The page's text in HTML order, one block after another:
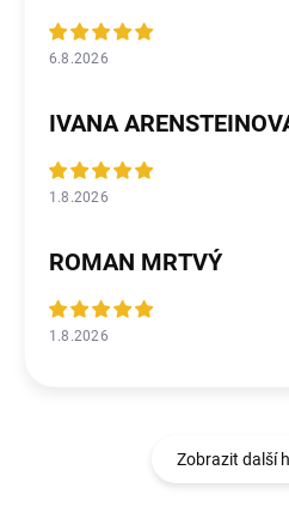
6.8.2026
IVANA
1.8.2026
ROMAN MRTVÝ
1.8.2026
Zobrazit další